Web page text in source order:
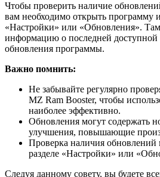
Чтобы проверить наличие
вам необходимо открыть программу
«Настройки» или «Обновления».
информацию о последней доступной
обновления программы.
Важно помнить:
Не забывайте регулярно
MZ Ram Booster, чтобы
наиболее эффективно.
Обновления могут содержать
улучшения, повышающие
Проверка наличия
разделе «Настройки» или
Следуя данному совету, вы будете